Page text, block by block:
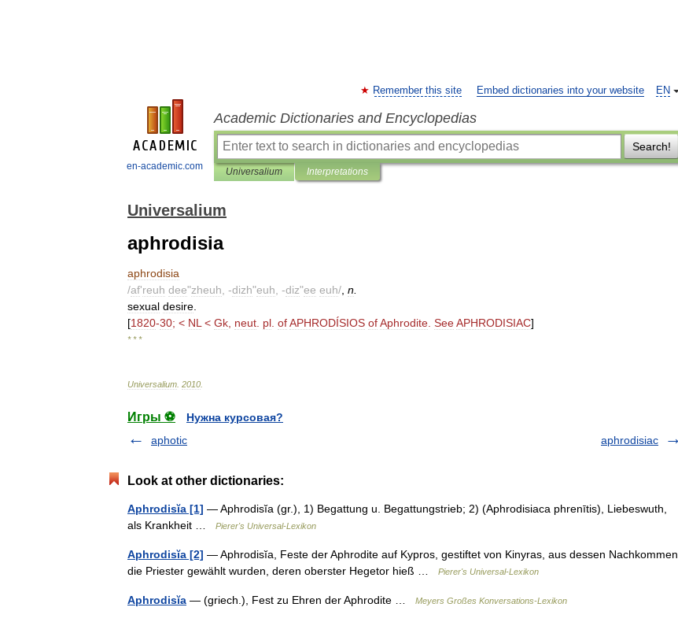
en-academic.com
EN
Remember this site Embed dictionaries into your website
Academic Dictionaries and Encyclopedias
Search!
Universalium Interpretations
Universalium
aphrodisia
aphrodisia
/af'reuh dee"zheuh , -dizh"euh , -diz"ee euh/ n
sexual desire
[1820-30; < NL < Gk neut pl ofAPHRODÍSIOS ofAphrodite SeeAPHRODISIAC]
* * *
Universalium 2010
Игры ⚽
Нужна курсовая?
aphotic
aphrodisiac
Look at other dictionaries:
Aphrodisĭa [1] — Aphrodisĭa (gr.), 1) Begattung u. Begattungstrieb; 2) (Aphrodisiaca phrenītis), Liebeswuth,
als Krankheit …
Pierer's Universal-Lexikon
Aphrodisĭa [2] — Aphrodisĭa, Feste der Aphrodite auf Kypros, gestiftet von Kinyras, aus dessen Nachkommen
die Priester gewählt wurden, deren oberster Hegetor hieß …
Pierer's Universal-Lexikon
Aphrodisĭa — (griech.), Fest zu Ehren der Aphrodite … Meyers Großes Konversations-Lexikon